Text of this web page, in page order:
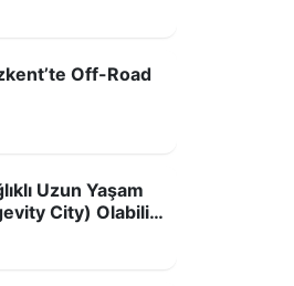
Candles And
Off-Road
Uzun Yaşam
City) Olabilir